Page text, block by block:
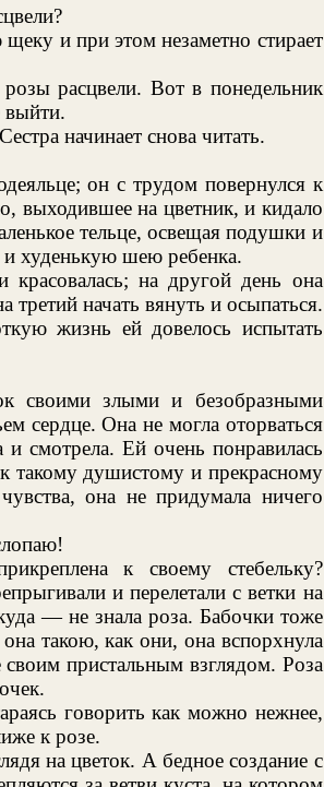
и при этом незаметно стирает
расцвели. Вот в понедельник
выйти.
начинает снова читать.
он с трудом повернулся к
выходившее на цветник, и кидало
тельце, освещая подушки и
и худенькую шею ребенка.
красовалась; на другой день она
начать вянуть и осыпаться.
жизнь ей довелось испытать
своими злыми и безобразными
сердце. Она не могла оторваться
смотрела. Ей очень понравилась
такому душистому и прекрасному
она не придумала ничего
к своему стебельку?
и перелетали с ветки на
— не знала роза. Бабочки тоже
такою, как они, она вспорхнула
пристальным взглядом. Роза
говорить как можно нежнее,
к розе.
на цветок. А бедное создание с